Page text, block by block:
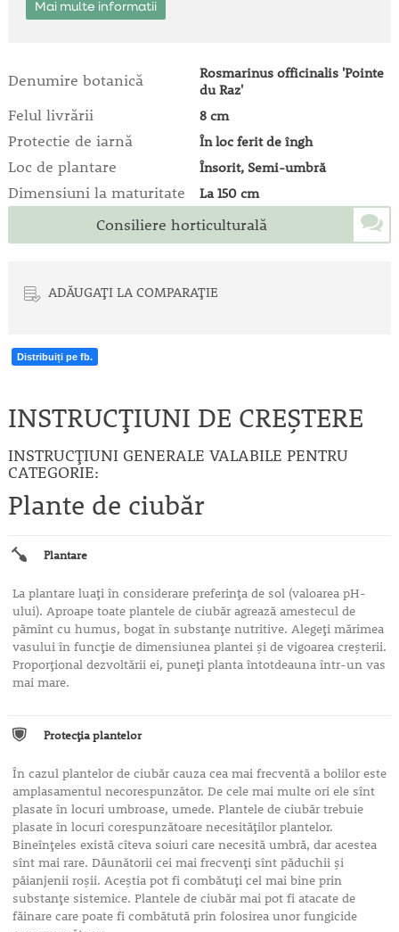
Mai multe informatii
Denumire botanică
Rosmarinus officinalis 'Pointe
du Raz'
Felul livrării 8 cm
Protectie de iarnă În loc ferit de îngh
Loc de plantare Însorit, Semi-umbră
Dimensiuni la maturitate La 150 cm
Consiliere horticulturală
ADĂUGAȚI LA COMPARAȚIE
Distribuiți pe fb.
INSTRUCȚIUNI DE CREȘTERE
INSTRUCȚIUNI GENERALE VALABILE PENTRU
CATEGORIE:
Plante de ciubăr
Plantare
La plantare luaţi în considerare preferinţa de sol (valoarea pH-
ului). Aproape toate plantele de ciubăr agrează amestecul de
pămînt cu humus, bogat în substanţe nutritive. Alegeţi mărimea
vasului în funcţie de dimensiunea plantei şi de vigoarea creşterii.
Proporţional dezvoltării ei, puneţi planta întotdeauna într-un vas
mai mare.
Protecţia plantelor
În cazul plantelor de ciubăr cauza cea mai frecventă a bolilor este
amplasamentul necorespunzător. De cele mai multe ori ele sînt
plasate în locuri umbroase, umede. Plantele de ciubăr trebuie
plasate în locuri corespunzătoare necesităţilor plantelor.
Bineînţeles există cîteva soiuri care necesită umbră, dar acestea
sînt mai rare. Dăunătorii cei mai frecvenţi sînt păduchii şi
păianjenii roşii. Aceştia pot fi combătuţi cel mai bine prin
substanţe sistemice. Plantele de ciubăr mai pot fi atacate de
făinare care poate fi combătută prin folosirea unor fungicide